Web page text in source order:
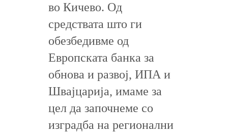
во Кичево. Од
средствата што ги
обезбедивме од
Европската банка за
обнова и развој, ИПА и
Швајцарија, имаме за
цел да започнеме со
изградба на регионални